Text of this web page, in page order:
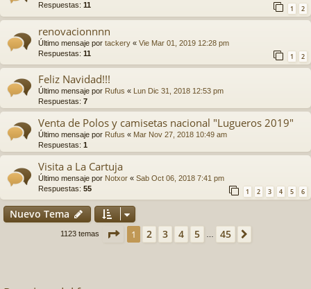
Respuestas: 11 1 2
renovacionnnn
Último mensaje por tackery « Vie Mar 01, 2019 12:28 pm
Respuestas: 11 1 2
Feliz Navidad!!!
Último mensaje por Rufus « Lun Dic 31, 2018 12:53 pm
Respuestas: 7
Venta de Polos y camisetas nacional "Lugueros 2019"
Último mensaje por Rufus « Mar Nov 27, 2018 10:49 am
Respuestas: 1
Visita a La Cartuja
Último mensaje por Notxor « Sab Oct 06, 2018 7:41 pm
Respuestas: 55 1 2 3 4 5 6
Nuevo Tema
1123 temas Página de 45
1 2 3 4 5 45